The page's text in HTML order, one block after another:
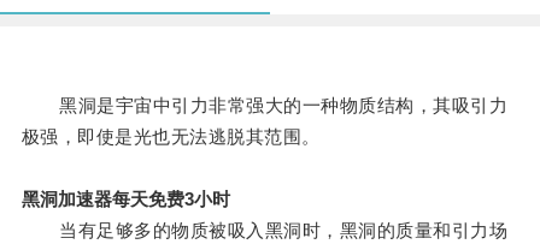
黑洞是宇宙中引力非常强大的一种物质结构，其吸引力
极强，即使是光也无法逃脱其范围。
黑洞加速器每天免费3小时
当有足够多的物质被吸入黑洞时，黑洞的质量和引力场